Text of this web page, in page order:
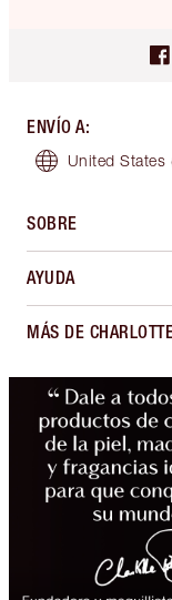
ENVÍO A:
United States
SOBRE
AYUDA
MÁS DE